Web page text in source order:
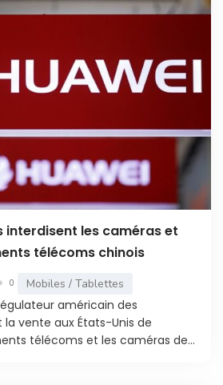
interdisent les caméras et
télécoms chinois
0 Mobiles / Tablettes
américain des
vente aux États-Unis de
télécoms et les caméras de...